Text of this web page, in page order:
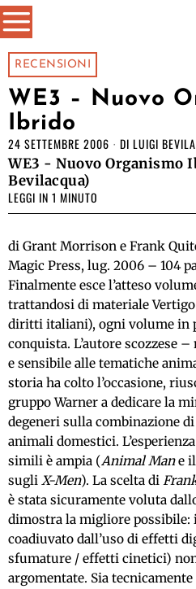
RECENSIONI
WE3 – Nuovo
Ibrido
24 SETTEMBRE 2006 DI LUIGI
WE3 - Nuovo Organismo
Bevilacqua)
LEGGI IN 1 MINUTO
di Grant Morrison e Frank
Magic Press, lug. 2006 – 104
Finalmente esce l’atteso
trattandosi di materiale
diritti italiani), ogni volume in
conquista. L’autore scozzese
e sensibile alle tematiche
storia ha colto l’occasione,
gruppo Warner a dedicare la
degeneri sulla combinazione
animali domestici.
simili è ampia (Animal Mane il
sugli X-Men). La scelta di
è stata sicuramente voluta
dimostra la migliore
coadiuvato dall’uso di effetti
sfumature / effetti cinetici)
argomentate. Sia